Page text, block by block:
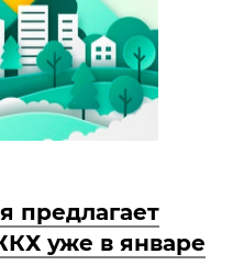
предлагает
уже в январе